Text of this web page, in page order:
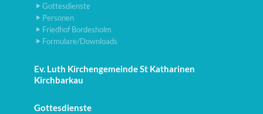
Gottesdienste
Personen
Friedhof Bordesholm
Formulare/Downloads
Ev. Luth Kirchengemeinde St Katharinen
Kirchbarkau
Gottesdienste